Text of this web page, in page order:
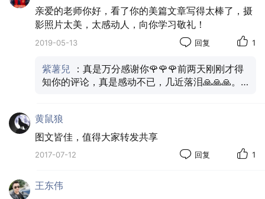
边缘的, 一栋独立楼前停下。我们住在二楼, 小动物
说。上去后, 一推开门, 三室二厅。小动物不由分说地
吩咐, 你睡在客厅。她愣了, 客厅? 不是说好了, 你这儿
项, 即我们有你的卧室, 一人一份房租, 平均分配。可到
了, 才知完全不是如此。问小动物, 她支支吾吾, 顾左右
里挂上一道帘子, 你睡在帘子后面。虽说是别扭, 意外,
她还是应允了。算了, 她心想, 凑合着先住一段吧。好
在房租还不算贵。再说, 自己又人生地不熟。也就給小
个时候远没有这个时髦的口号。可是初从家乡出来, 至
亲爱的老师你好，看了你的美篇文章写得太棒了，摄
影照片太美，太感动人，向你学习敬礼！
2019-05-13 回复 1
紫薯兒
：真是万分感谢你🌹🌹🌹前两天刚刚才得
知你的评论，真是感动不已，几近落泪🙏🙏🙏。
黄鼠狼
图文皆佳，值得大家转发共享
2017-07-12 回复 1
王东伟